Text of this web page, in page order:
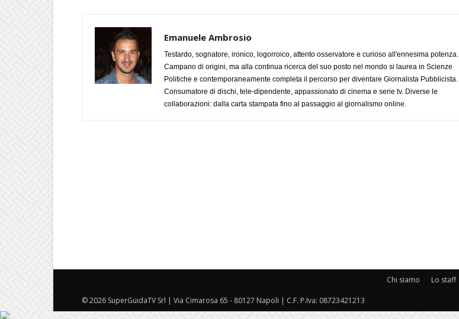
Emanuele Ambrosio
Testardo, sognatore, ironico, logorroico, attento osservatore e curioso all'ennesima potenza.
Campano di origini, ma alla continua ricerca del suo posto nel mondo si laurea in Scienze
Politiche e contemporaneamente completa il percorso per diventare Giornalista Pubblicista.
Consumatore di dischi, tele-dipendente, appassionato di cinema e serie tv. Diverse le
collaborazioni: dalla carta stampata fino al passaggio al giornalismo online.
Chi siamo Lo staff
© 2026 SuperGuidaTV Srl | Via Cimarosa 65 - 80127 Napoli | C.F. P.Iva: 08723421213